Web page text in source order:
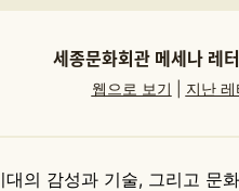
세종문화회관 메세나 레
웹으로 보기 지난
대의 감성과 기술, 그리고 문